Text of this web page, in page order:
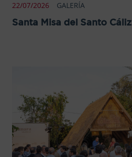
22/07/2026 GALERÍA
Santa Misa del Santo Cáliz